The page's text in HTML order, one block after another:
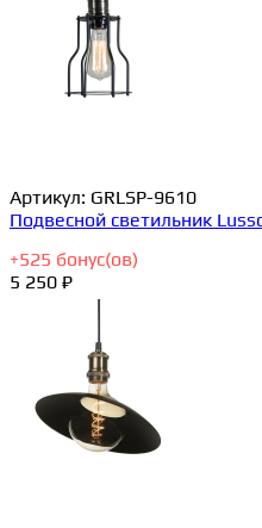
Артикул: GRLSP-9610
Подвесной светильник
+525 бонус(ов)
5 250 ₽